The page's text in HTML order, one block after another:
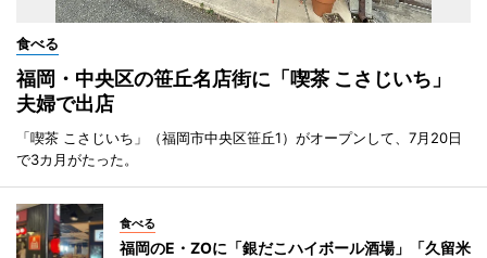
食べる
福岡・中央区の笹丘名店街に「喫茶 こさじいち」
夫婦で出店
「喫茶 こさじいち」（福岡市中央区笹丘1）がオープンして、7月20日
で3カ月がたった。
食べる
福岡のE・ZOに「銀だこハイボール酒場」「久留米